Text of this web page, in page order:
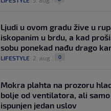
Ljudi u ovom gradu žive u
iskopanim u brdu, a kad
sobu ponekad nađu drago
LIFESTYLE 2. aug. 0
Mokra plahta na prozoru
bolje od ventilatora, ali samo
ispunjen jedan uslov